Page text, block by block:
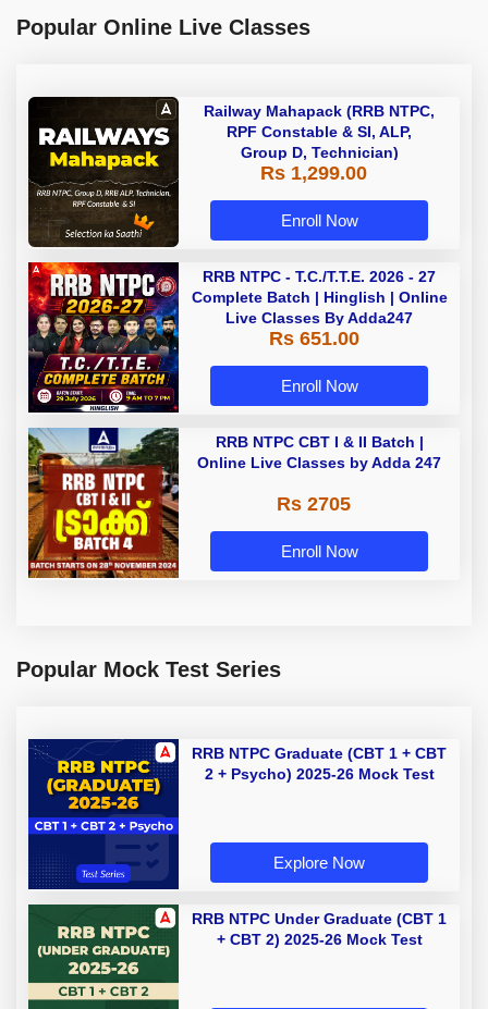
Popular Online Live Classes
Railway Mahapack (RRB NTPC,
RPF Constable & SI, ALP,
Group D, Technician)
Rs 1,299.00
Enroll Now
RRB NTPC - T.C./T.T.E. 2026 - 27
Complete Batch | Hinglish | Online
Live Classes By Adda247
Rs 651.00
Enroll Now
RRB NTPC CBT I & II Batch |
Online Live Classes by Adda 247
Rs 2705
Enroll Now
Popular Mock Test Series
RRB NTPC Graduate (CBT 1 + CBT
2 + Psycho) 2025-26 Mock Test
Explore Now
RRB NTPC Under Graduate (CBT 1
+ CBT 2) 2025-26 Mock Test